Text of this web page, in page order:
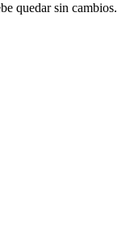
quedar sin cambios.